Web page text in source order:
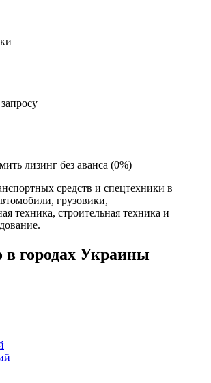
лизинг без аванса (0%)
средств и спецтехники в
грузовики,
техника, строительная техника и
в городах Украины